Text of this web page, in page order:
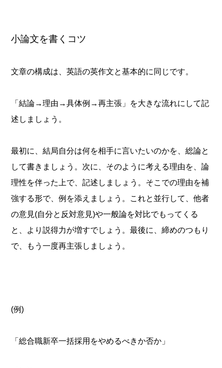
小論文を書くコツ
文章の構成は、英語の英作文と基本的に同じです。
「結論→理由→具体例→再主張」を大きな流れにして記
述しましょう。
最初に、結局自分は何を相手に言いたいのかを、総論と
して書きましょう。次に、そのように考える理由を、論
理性を伴った上で、記述しましょう。そこでの理由を補
強する形で、例を添えましょう。これと並行して、他者
の意見(自分と反対意見)や一般論を対比でもってくる
と、より説得力が増すでしょう。最後に、締めのつもり
で、もう一度再主張しましょう。
(例)
「総合職新卒一括採用をやめるべきか否か」